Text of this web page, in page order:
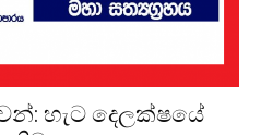
හැට දෙලක්ෂයේ